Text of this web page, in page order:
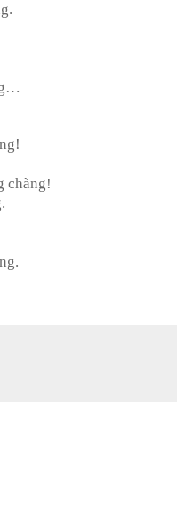
chàng!